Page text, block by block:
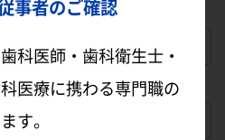
ドレス）
事者のご確認
科医師・歯科衛生士・
医療に携わる専門職の
す。